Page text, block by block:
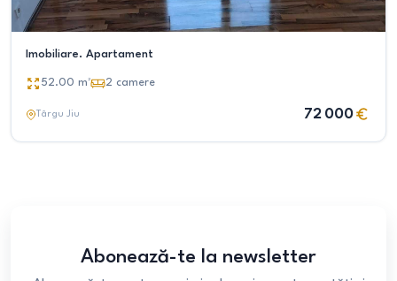
Imobiliare. Apartament
52.00 m² 2 camere
Târgu Jiu 72 000
Abonează-te la newsletter